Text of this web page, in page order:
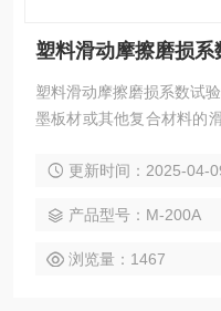
塑料滑动摩擦磨损系
塑料滑动摩擦磨损系数试
墨板材或其他复合材料的
更新时间：2025-04-
产品型号：M-200A
浏览量：1467